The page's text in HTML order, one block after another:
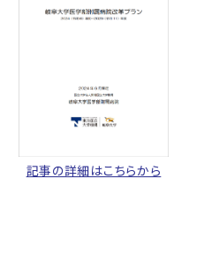
記事の詳細はこちらから